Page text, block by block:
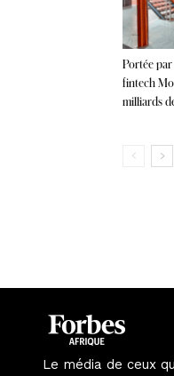
Portée
fintech
milliards
Le média de ceux